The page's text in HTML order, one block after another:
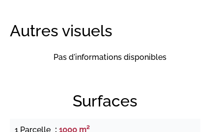
Autres visuels
Pas d'informations disponibles
Surfaces
1 Parcelle 1000 m²